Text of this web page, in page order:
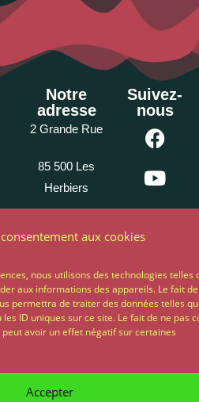
aux cookies
nous utilisons des technologies telles
aux informations des appareils. Le fait de
permettra de traiter des données telles
ID uniques sur ce site. Le fait de ne pas
avoir un effet négatif sur certaines
Accepter
Notre
adresse
2 Grande Rue
85 500 Les
Herbiers
Suivez-
nous
My Chocom